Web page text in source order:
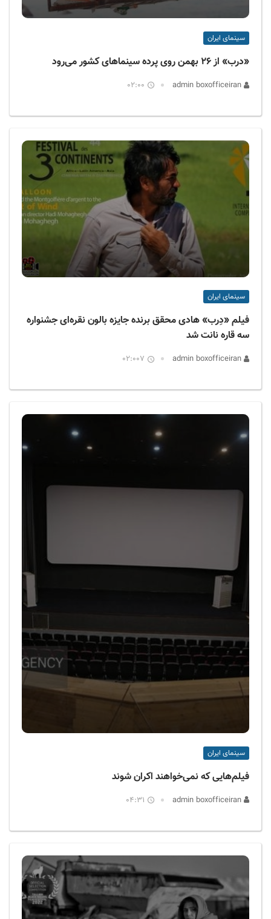
سینمای ایران
«درب» از ۲۶ بهمن روی پرده سینماهای کشور می‌رود
02:00
سینمای ایران
فیلم «دِرب» هادی محقق برنده جایزه بالون نقره‌ای جشنواره
سه قاره نانت شد
02:007
سینمای ایران
فیلم‌هایی که نمی‌خواهند اکران شوند
04:31